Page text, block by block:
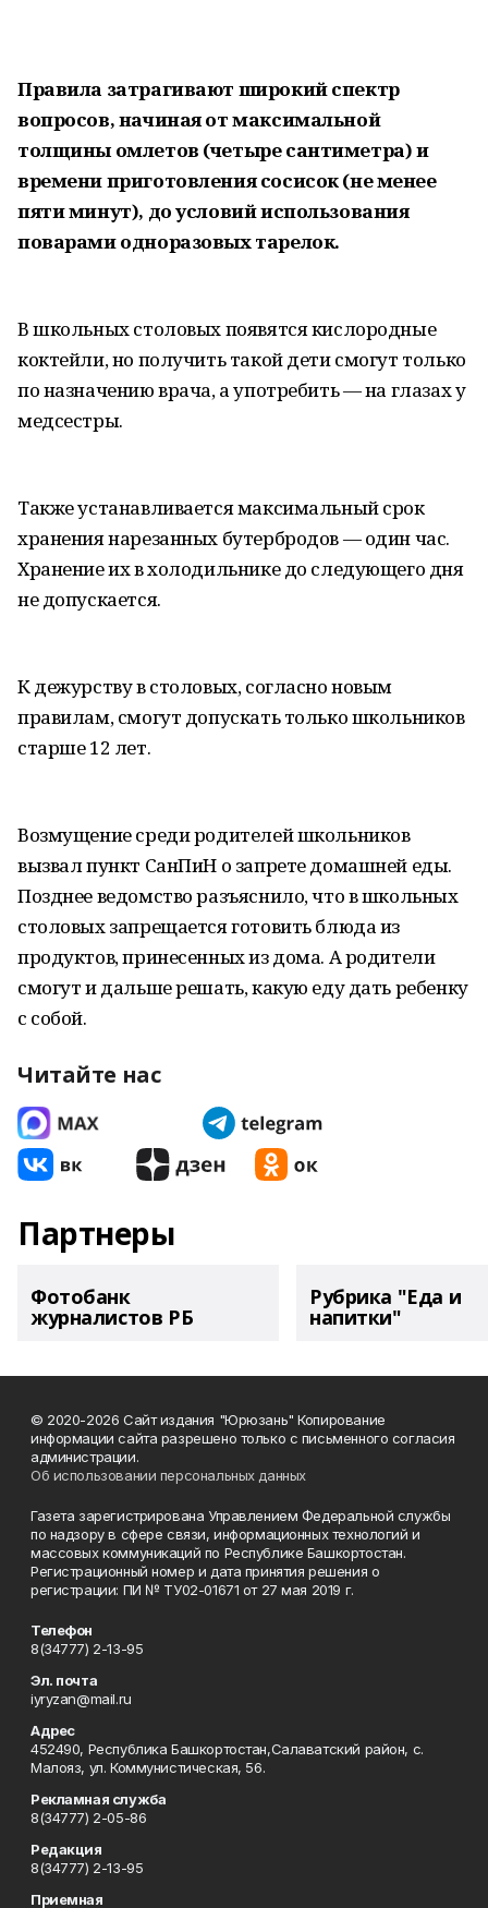
Правила затрагивают широкий спектр
вопросов, начиная от максимальной
толщины омлетов (четыре сантиметра) и
времени приготовления сосисок (не менее
пяти минут), до условий использования
поварами одноразовых тарелок.
В школьных столовых появятся кислородные
коктейли, но получить такой дети смогут только
по назначению врача, а употребить — на глазах у
медсестры.
Также устанавливается максимальный срок
хранения нарезанных бутербродов — один час.
Хранение их в холодильнике до следующего дня
не допускается.
К дежурству в столовых, согласно новым
правилам, смогут допускать только школьников
старше 12 лет.
Возмущение среди родителей школьников
вызвал пункт СанПиН о запрете домашней еды.
Позднее ведомство разъяснило, что в школьных
столовых запрещается готовить блюда из
продуктов, принесенных из дома. А родители
смогут и дальше решать, какую еду дать ребенку
с собой.
Читайте нас
Партнеры
Фотобанк
журналистов РБ
Рубрика "Еда и
напитки"
© 2020-2026 Сайт издания "Юрюзань" Копирование
информации сайта разрешено только с письменного согласия
администрации.
Об использовании персональных данных
Газета зарегистрирована Управлением Федеральной службы
по надзору в сфере связи, информационных технологий и
массовых коммуникаций по Республике Башкортостан.
Регистрационный номер и дата принятия решения о
регистрации: ПИ № ТУ02-01671 от 27 мая 2019 г.
Телефон
8(34777) 2-13-95
Эл. почта
iyryzan@mail.ru
Адрес
452490, Республика Башкортостан,Салаватский район, с.
Малояз, ул. Коммунистическая, 56.
Рекламная служба
8(34777) 2-05-86
Редакция
8(34777) 2-13-95
Приемная